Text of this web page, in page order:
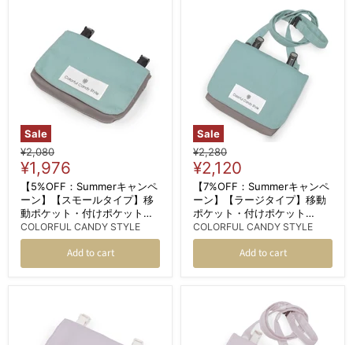
Sale
Original
price
¥2,080
Current
price
¥1,976
【5%OFF：Summerキャンペ
ーン】【スモールタイプ】移
動ポケット・付けポケット
（クリップタイプ） くすみ無
地 くすみターコイズ
COLORFUL CANDY STYLE
Add to cart
Sale
Original
price
¥2,280
Current
price
¥2,120
【7%OFF：Summerキャンペ
ーン】【ラージタイプ】移動
ポケット・付けポケット
（2wayタイプ） ショルダー
ベルト付き くすみ無地 くすみ
ターコイズ
COLORFUL CANDY STYLE
Add to cart